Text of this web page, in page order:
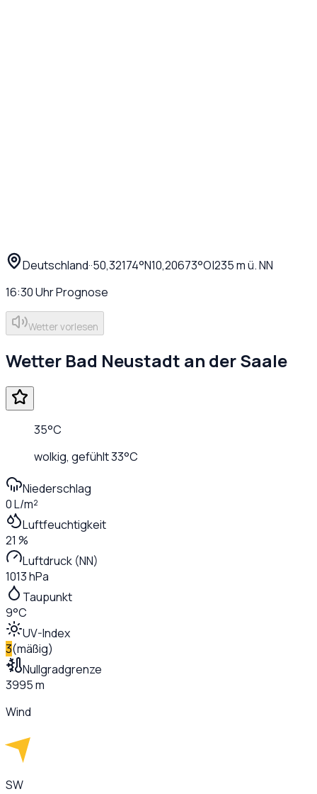
Deutschland··50,32174°N10,20673°O|235m ü. NN
16:30UhrPrognose
Wetter vorlesen
Wetter Bad Neustadt an der Saale
35°C
wolkig, gefühlt33°C
Niederschlag
0 L/m²
Luftfeuchtigkeit
21 %
Luftdruck (NN)
1013 hPa
Taupunkt
9°C
UV-Index
3(mäßig)
Nullgradgrenze
3995 m
Wind
SW